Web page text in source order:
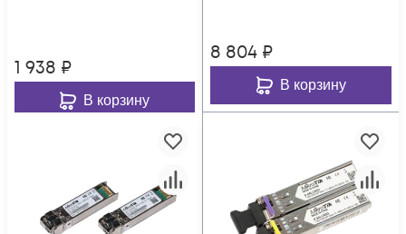
1 938 ₽
В корзину
8 804 ₽
В корзину